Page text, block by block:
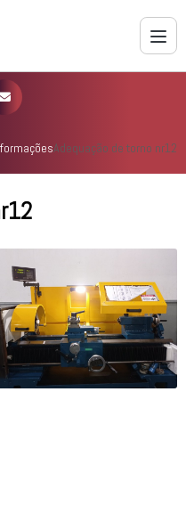
Adequação de torno nr12